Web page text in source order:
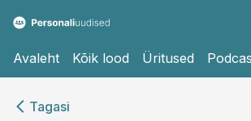
Avaleht Kõik lood Üritused
Tagasi